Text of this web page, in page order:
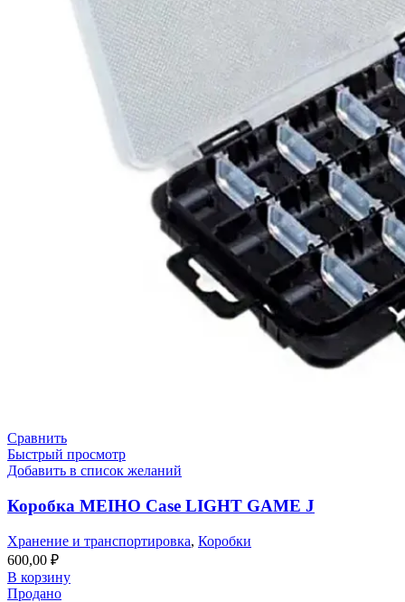
Сравнить
Быстрый просмотр
Добавить в список желаний
Коробка MEIHO Case LIGHT GAME J
Хранение и транспортировка, Коробки
600,00 ₽
В корзину
Продано